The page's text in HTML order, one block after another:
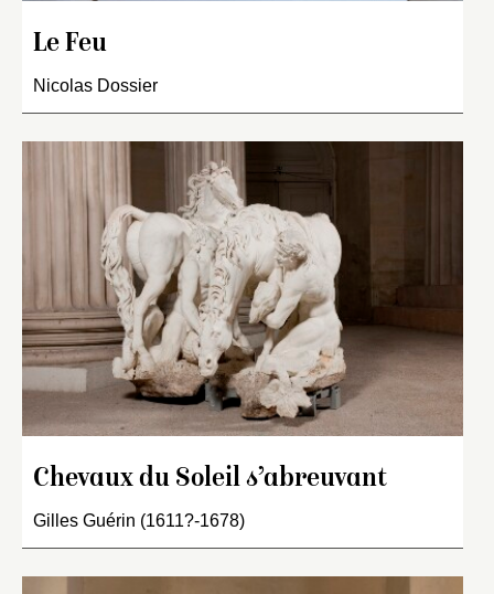
Le Feu
Nicolas Dossier
Chevaux du Soleil s’abreuvant
Gilles Guérin (1611?-1678)